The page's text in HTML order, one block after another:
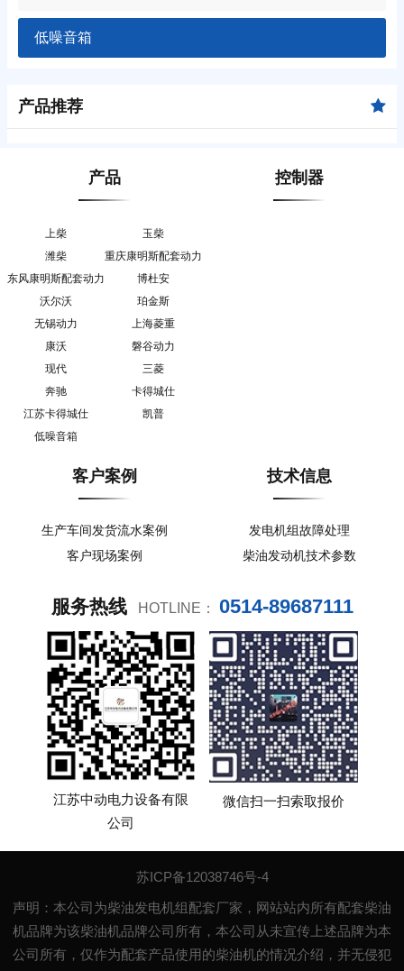
低噪音箱
产品推荐
产品
上柴
玉柴
潍柴
重庆康明斯配套动力
东风康明斯配套动力
博杜安
沃尔沃
珀金斯
无锡动力
上海菱重
康沃
磐谷动力
现代
三菱
奔驰
卡得城仕
江苏卡得城仕
凯普
低噪音箱
控制器
客户案例
生产车间发货流水案例
客户现场案例
技术信息
发电机组故障处理
柴油发动机技术参数
服务热线 HOTLINE： 0514-89687111
江苏中动电力设备有限
公司
微信扫一扫索取报价
苏ICP备12038746号-4
声明：本公司为柴油发电机组配套厂家，网站站内所有配套柴油
机品牌为该柴油机品牌公司所有，本公司从未宣传上述品牌为本
公司所有，仅作为配套产品使用的柴油机的情况介绍，并无侵犯